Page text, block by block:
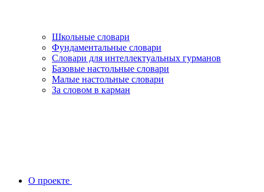
Школьные словари
Фундаментальные словари
Словари для интеллектуальных гурманов
Базовые настольные словари
Малые настольные словари
За словом в карман
О проекте